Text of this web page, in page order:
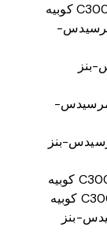
مرسيدس-
بنز
مرسيدس-
بنز
بنز